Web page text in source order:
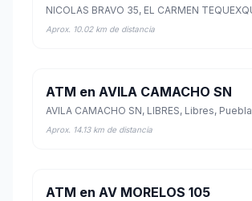
Aprox. 10.02 km de distancia
ATM en AVILA CAMACHO SN
AVILA CAMACHO SN, LIBRES, Libres, Puebla
Aprox. 14.13 km de distancia
ATM en AV MORELOS 105